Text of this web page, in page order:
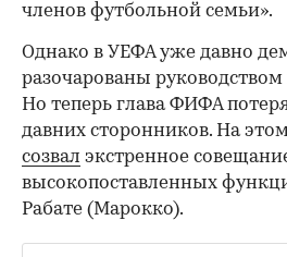
членов футбольной семьи».
Однако в УЕФА уже давно
разочарованы
Но теперь глава ФИФА
давних сторонников. На
созвал экстренное
высокопоставленных
Рабате (Марокко).